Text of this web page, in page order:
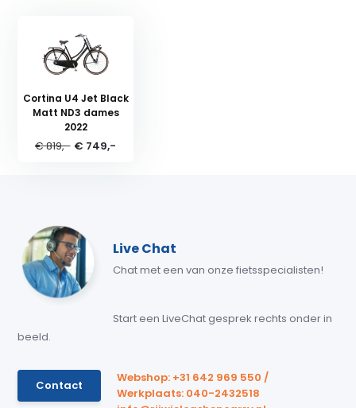
Cortina U4 Jet Black
Matt ND3 dames
2022
€ 819,- € 749,-
Live Chat
Chat met een van onze fietsspecialisten!
Start een LiveChat gesprek rechts onder in
beeld.
Contact
Webshop: +31 642 969 550 /
Werkplaats: 040-2432518